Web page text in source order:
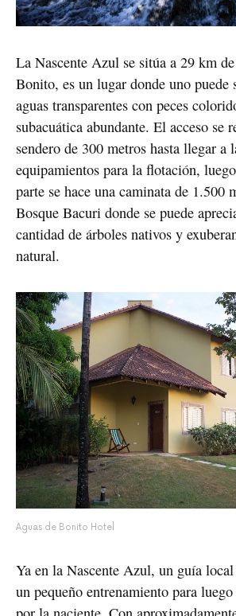
La Nascente Azul se sitúa a 29 km
Bonito, es un lugar donde uno puede
aguas transparentes con peces
subacuática abundante. El acceso se
sendero de 300 metros hasta llegar a
equipamientos para la flotación,
parte se hace una caminata de 1.500
Bosque Bacuri donde se puede
cantidad de árboles nativos y
natural.
Aguas de Bonito Hotel
Ya en la Nascente Azul, un guía local
un pequeño entrenamiento para